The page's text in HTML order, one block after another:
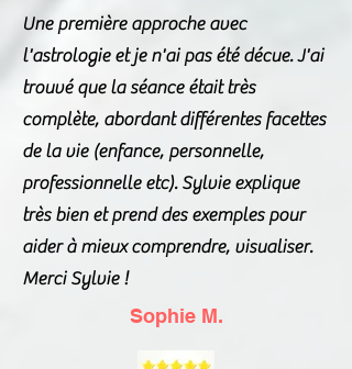
Une première approche avec
l'astrologie et je n'ai pas été décue. J'ai
trouvé que la séance était très
complète, abordant différentes facettes
de la vie (enfance, personnelle,
professionnelle etc). Sylvie explique
très bien et prend des exemples pour
aider à mieux comprendre, visualiser.
Merci Sylvie !
Sophie M.